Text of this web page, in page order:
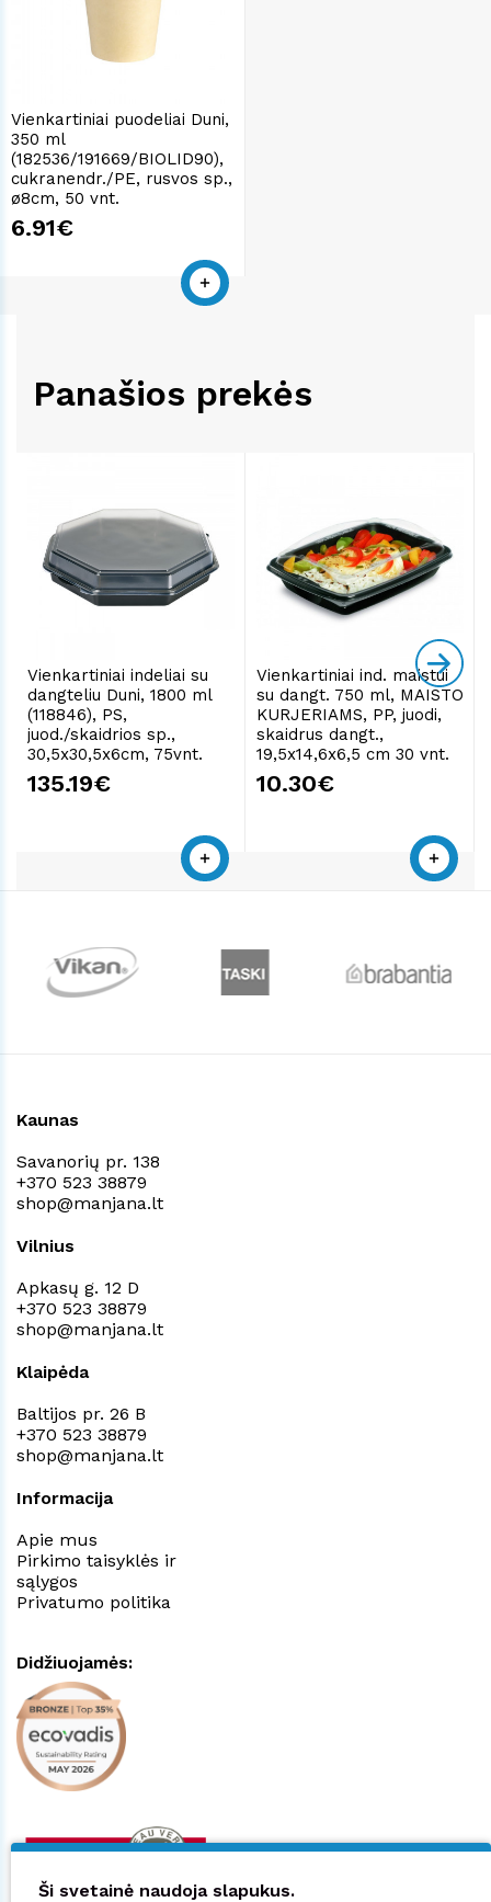
Vienkartiniai puodeliai Duni,
350 ml
(182536/191669/BIOLID90),
cukranendr./PE, rusvos sp.,
ø8cm, 50 vnt.
6.91€
Panašios prekės
Vienkartiniai indeliai su
dangteliu Duni, 1800 ml
(118846), PS,
juod./skaidrios sp.,
30,5x30,5x6cm, 75vnt.
135.19€
Vienkartiniai ind. maistui
su dangt. 750 ml, MAISTO
KURJERIAMS, PP, juodi,
skaidrus dangt.,
19,5x14,6x6,5 cm 30 vnt.
10.30€
Kaunas
Savanorių pr. 138
+370 523 38879
shop@manjana.lt
Vilnius
Apkasų g. 12 D
+370 523 38879
shop@manjana.lt
Klaipėda
Baltijos pr. 26 B
+370 523 38879
shop@manjana.lt
Informacija
Apie mus
Pirkimo taisyklės ir
sąlygos
Privatumo politika
Didžiuojamės:
Ši svetainė naudoja slapukus.